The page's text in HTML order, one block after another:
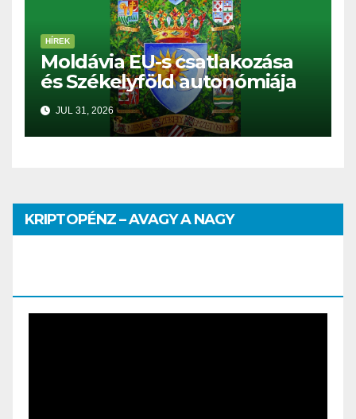
HÍREK
Moldávia EU-s csatlakozása
és Székelyföld autonómiája
JUL 31, 2026
KRIPTOPÉNZ – AVAGY A NAGY